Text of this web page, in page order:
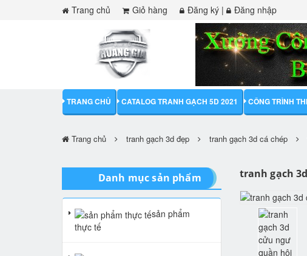
Trang chủ Giỏ hàng Đăng ký | Đăng nhập
TRANG CHỦ CATALOG TRANH GẠCH 5D 2021 CÔNG TRÌNH
Trang chủ tranh gạch 3d đẹp tranh gạch 3d cá chép
tranh gạch
Danh mục sản phẩm
sản phẩm
thực tế